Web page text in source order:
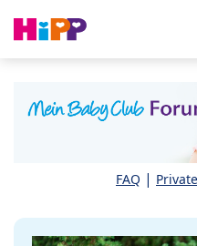
FAQ |